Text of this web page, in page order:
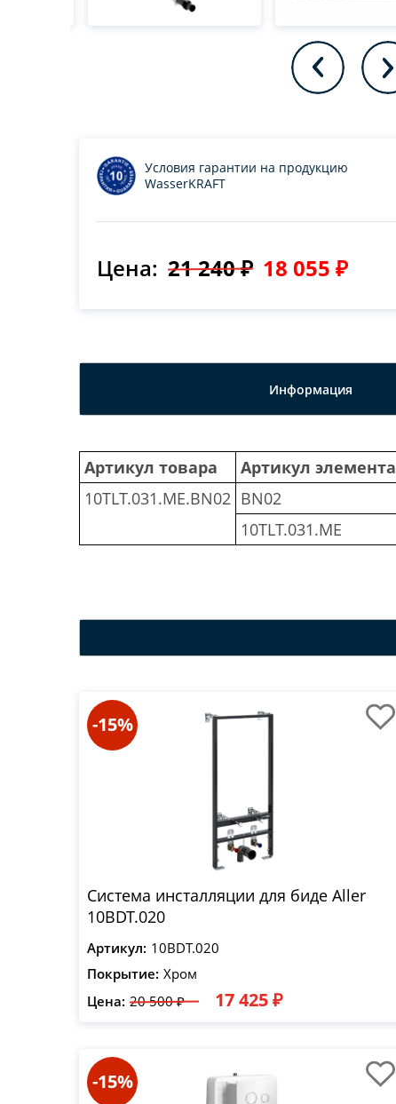
Условия гарантии на продукцию
WasserKRAFT
Цена: 21 240 ₽ 18 055 ₽
Информация
Артикул товара
10TLT.031.ME.BN02
Артикул элемента
BN02
10TLT.031.ME
-15%
Система инсталляции для биде Aller
10BDT.020
Артикул: 10BDT.020
Покрытие: Хром
Цена: 20 500 ₽ 17 425 ₽
-15%